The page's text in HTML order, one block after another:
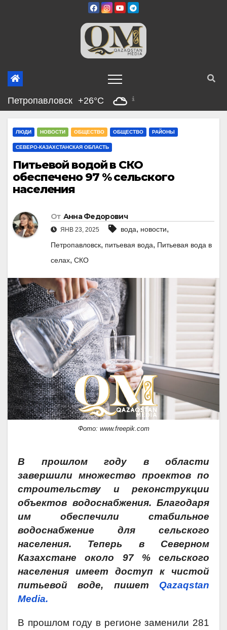
Петропавловск +26°C
ЛЮДИ НОВОСТИ ОБЩЕСТВО ОБЩЕСТВО РАЙОНЫ
СЕВЕРО-КАЗАХСТАНСКАЯ ОБЛАСТЬ
Питьевой водой в СКО
обеспечено 97 % сельского
населения
От Анна Федорович
ЯНВ 23, 2025 вода, новости,
Петропавловск, питьевая вода, Питьевая вода в
селах, СКО
Фото: www.freepik.com
В прошлом году в области
завершили множество проектов по
строительству и реконструкции
объектов водоснабжения. Благодаря
им обеспечили стабильное
водоснабжение для сельского
населения. Теперь в Северном
Казахстане около 97 % сельского
населения имеет доступ к чистой
питьевой воде, пишет Qazaqstan
Media.
В прошлом году в регионе заменили 281